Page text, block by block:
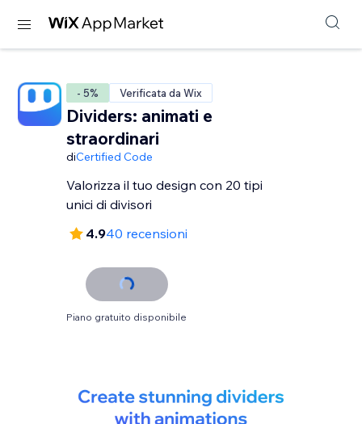
- 5% Verificata da Wix
Dividers: animati e
straordinari
diCertified Code
Valorizza il tuo design con 20 tipi
unici di divisori
4.940 recensioni
Piano gratuito disponibile